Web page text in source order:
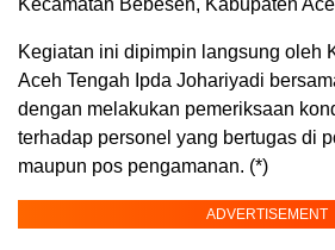
Kecamatan Bebesen, Kabupaten
Kegiatan ini dipimpin langsung oleh
Aceh Tengah Ipda Johariyadi
dengan melakukan pemeriksaan
terhadap personel yang bertugas di
maupun pos pengamanan. (*)
ADVERTISEMENT